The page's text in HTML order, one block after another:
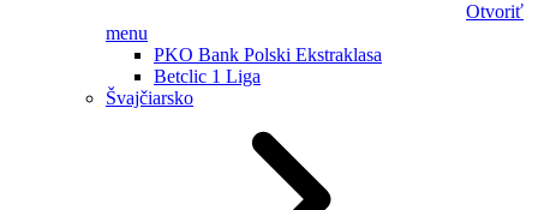
Otvoriť
menu
PKO Bank Polski Ekstraklasa
Betclic 1 Liga
Švajčiarsko